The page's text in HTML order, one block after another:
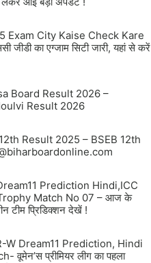
Exam City Kaise Check Kare
जीडी का एग्जाम सिटी जारी, यहां से करें
Board Result 2026 –
Result 2026
Result 2025 – BSEB 12th
Prediction Hindi,ICC
Match No 07 – आज के
टीम प्रिडिक्शन देखें !
W Dream11 Prediction, Hindi
वूमेन’स प्रीमियर लीग का पहला